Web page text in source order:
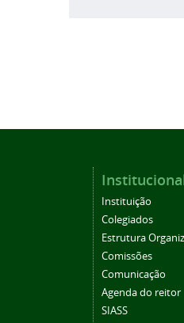
Instituição
Colegiados
Estrutura
Comissões
Comunicação
Agenda do reitor
SIASS